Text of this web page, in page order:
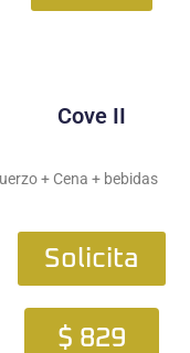
Cove II
+ Cena + bebidas
Solicita
$ 829